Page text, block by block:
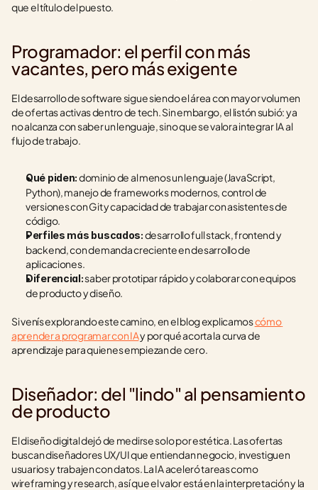
que el título del puesto.
Programador: el perfil con más
vacantes, pero más exigente
El desarrollo de software sigue siendo el área con mayor volumen
de ofertas activas dentro de tech. Sin embargo, el listón subió: ya
no alcanza con saber un lenguaje, sino que se valora integrar IA al
flujo de trabajo.
Qué piden: dominio de al menos un lenguaje (JavaScript,
Python), manejo de frameworks modernos, control de
versiones con Git y capacidad de trabajar con asistentes de
código.
Perfiles más buscados: desarrollo full stack, frontend y
backend, con demanda creciente en desarrollo de
aplicaciones.
Diferencial: saber prototipar rápido y colaborar con equipos
de producto y diseño.
Si venís explorando este camino, en el blog explicamos cómo
aprender a programar con IA y por qué acorta la curva de
aprendizaje para quienes empiezan de cero.
Diseñador: del "lindo" al pensamiento
de producto
El diseño digital dejó de medirse solo por estética. Las ofertas
buscan diseñadores UX/UI que entiendan negocio, investiguen
usuarios y trabajen con datos. La IA aceleró tareas como
wireframing y research, así que el valor está en la interpretación y la